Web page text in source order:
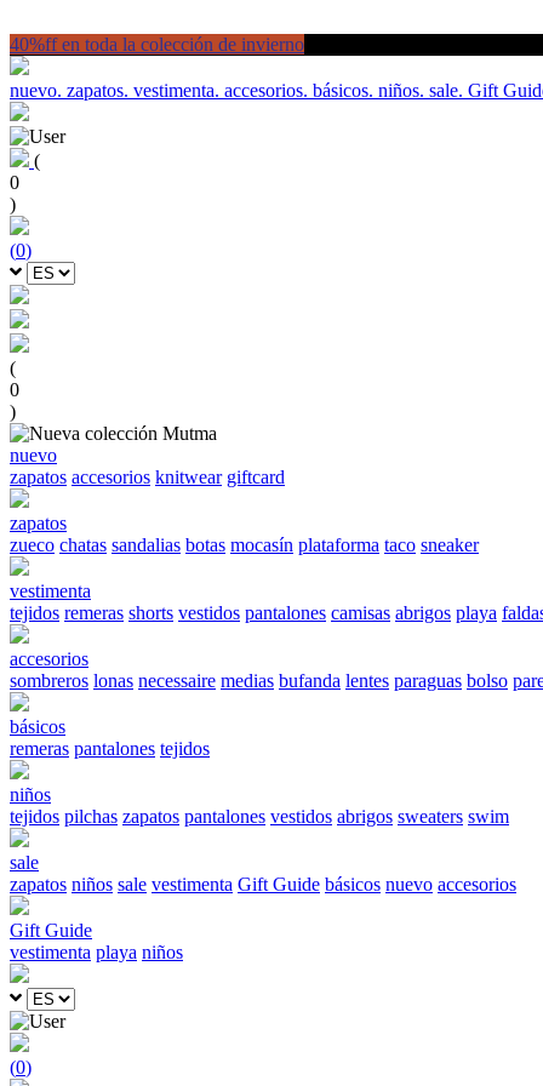
40%ff en toda la colección de invierno
nuevo. zapatos. vestimenta. accesorios. básicos. niños. sale. Gift
(
0
)
(0)
(
0
)
nuevo
zapatos accesorios knitwear giftcard
zapatos
zueco chatas sandalias botas mocasín plataforma taco sneaker
vestimenta
tejidos remeras shorts vestidos pantalones camisas abrigos playa
accesorios
sombreros lonas necessaire medias bufanda lentes paraguas bolso
básicos
remeras pantalones tejidos
niños
tejidos pilchas zapatos pantalones vestidos abrigos sweaters swim
sale
zapatos niños sale vestimenta Gift Guide básicos nuevo accesorios
Gift Guide
vestimenta playa niños
(0)